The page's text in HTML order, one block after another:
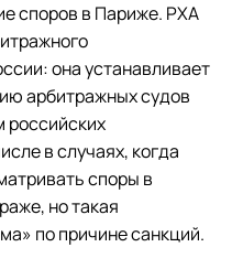
споров в Париже. РХА
она устанавливает
арбитражных судов
российских
в случаях, когда
споры в
но такая
по причине санкций.